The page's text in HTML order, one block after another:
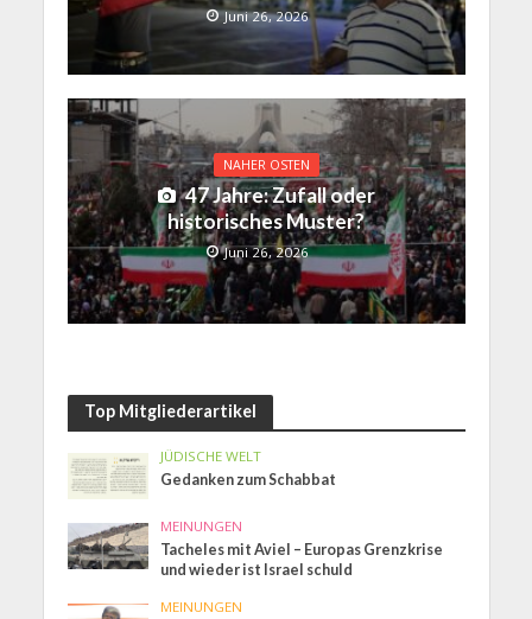
Juni 26, 2026
NAHER OSTEN
47 Jahre: Zufall oder
historisches Muster?
Juni 26, 2026
Top Mitgliederartikel
JÜDISCHE WELT
Gedanken zum Schabbat
MEINUNGEN
Tacheles mit Aviel – Europas Grenzkrise
und wieder ist Israel schuld
MEINUNGEN